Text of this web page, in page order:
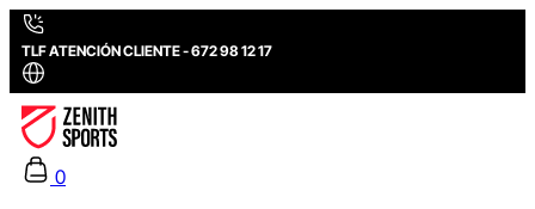
TLF ATENCIÓN CLIENTE - 672 98 12 17
0